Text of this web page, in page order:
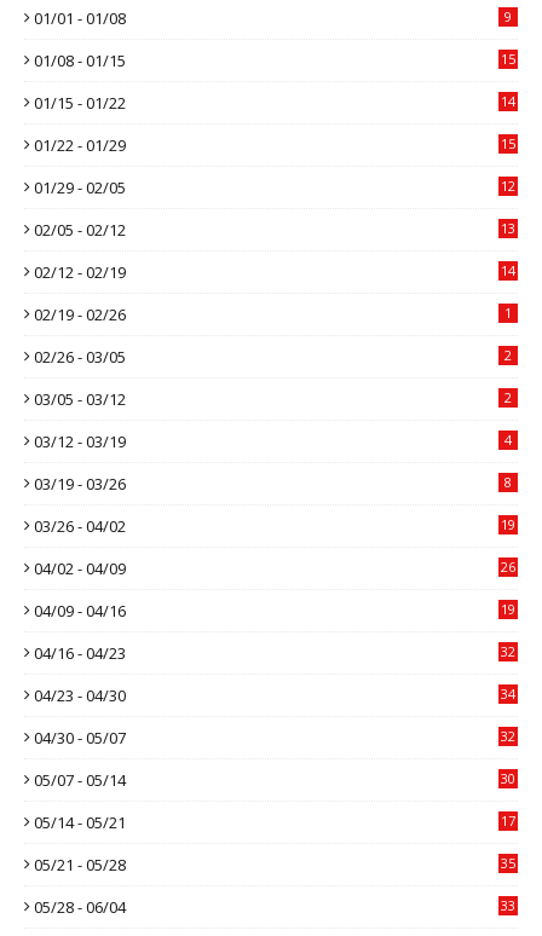
01/01 - 01/08 9
01/08 - 01/15 15
01/15 - 01/22 14
01/22 - 01/29 15
01/29 - 02/05 12
02/05 - 02/12 13
02/12 - 02/19 14
02/19 - 02/26 1
02/26 - 03/05 2
03/05 - 03/12 2
03/12 - 03/19 4
03/19 - 03/26 8
03/26 - 04/02 19
04/02 - 04/09 26
04/09 - 04/16 19
04/16 - 04/23 32
04/23 - 04/30 34
04/30 - 05/07 32
05/07 - 05/14 30
05/14 - 05/21 17
05/21 - 05/28 35
05/28 - 06/04 33